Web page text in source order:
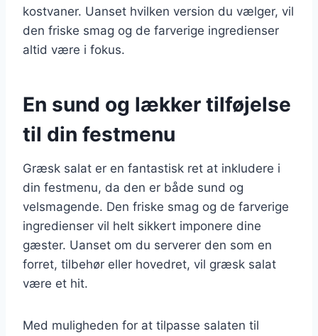
kostvaner. Uanset hvilken version du vælger, vil
den friske smag og de farverige ingredienser
altid være i fokus.
En sund og lækker tilføjelse
til din festmenu
Græsk salat er en fantastisk ret at inkludere i
din festmenu, da den er både sund og
velsmagende. Den friske smag og de farverige
ingredienser vil helt sikkert imponere dine
gæster. Uanset om du serverer den som en
forret, tilbehør eller hovedret, vil græsk salat
være et hit.
Med muligheden for at tilpasse salaten til